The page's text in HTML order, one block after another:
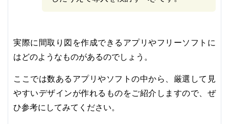
実際に間取り図を作成できるアプリやフリーソフトに
はどのようなものがあるのでしょう。
ここでは数あるアプリやソフトの中から、厳選して見
やすいデザインが作れるものをご紹介しますので、ぜ
ひ参考にしてみてください。